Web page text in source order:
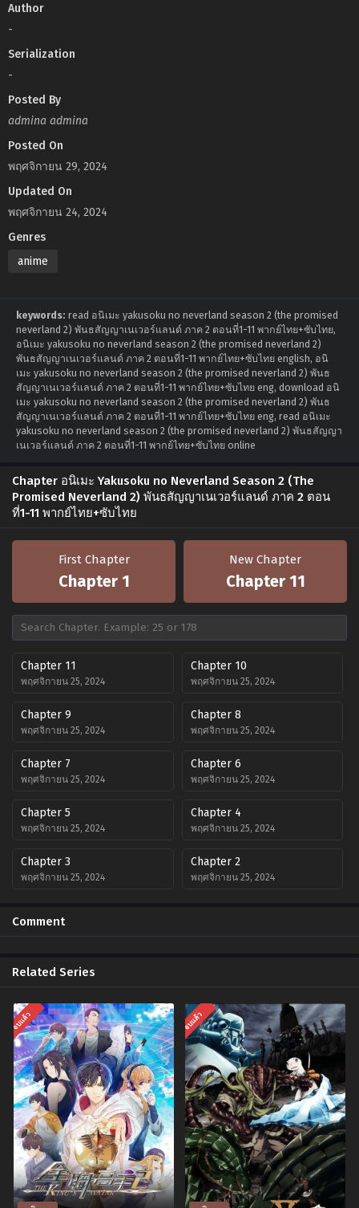
Author
-
Serialization
-
Posted By
admina admina
Posted On
พฤศจิกายน 29, 2024
Updated On
พฤศจิกายน 24, 2024
Genres
anime
keywords: read อนิเมะ yakusoku no neverland season 2 (the promised
neverland 2) พันธสัญญาเนเวอร์แลนด์ ภาค 2 ตอนที่1-11 พากย์ไทย+ซับไทย,
อนิเมะ yakusoku no neverland season 2 (the promised neverland 2)
พันธสัญญาเนเวอร์แลนด์ ภาค 2 ตอนที่1-11 พากย์ไทย+ซับไทย english, อนิ
เมะ yakusoku no neverland season 2 (the promised neverland 2) พันธ
สัญญาเนเวอร์แลนด์ ภาค 2 ตอนที่1-11 พากย์ไทย+ซับไทย eng, download อนิ
เมะ yakusoku no neverland season 2 (the promised neverland 2) พันธ
สัญญาเนเวอร์แลนด์ ภาค 2 ตอนที่1-11 พากย์ไทย+ซับไทย eng, read อนิเมะ
yakusoku no neverland season 2 (the promised neverland 2) พันธสัญญา
เนเวอร์แลนด์ ภาค 2 ตอนที่1-11 พากย์ไทย+ซับไทย online
Chapter อนิเมะ Yakusoku no Neverland Season 2 (The
Promised Neverland 2) พันธสัญญาเนเวอร์แลนด์ ภาค 2 ตอน
ที่1-11 พากย์ไทย+ซับไทย
First Chapter
Chapter 1
New Chapter
Chapter 11
Chapter 11
พฤศจิกายน 25, 2024
Chapter 10
พฤศจิกายน 25, 2024
Chapter 9
พฤศจิกายน 25, 2024
Chapter 8
พฤศจิกายน 25, 2024
Chapter 7
พฤศจิกายน 25, 2024
Chapter 6
พฤศจิกายน 25, 2024
Chapter 5
พฤศจิกายน 25, 2024
Chapter 4
พฤศจิกายน 25, 2024
Chapter 3
พฤศจิกายน 25, 2024
Chapter 2
พฤศจิกายน 25, 2024
พฤศจิกายน 25, 2024
Comment
Related Series
จบแล้ว จบแล้ว